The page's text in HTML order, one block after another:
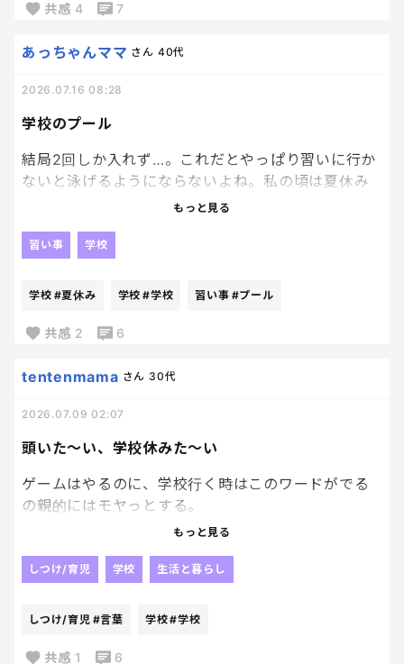
早く2学期はじまらないかなぁ🥹
共感 4 7
学校のプール
あっちゃんママ さん 40代
2026.07.16 08:28
結局2回しか入れず…。これだとやっぱり習いに行か
ないと泳げるようにならないよね。私の頃は夏休み
も学校でプール教室あったけど今はないし。習いの
るまでは続けようと思った。
もっと見る
習い事 学校
学校 #夏休み 学校 #学校 習い事 #プール
共感 2 6
頭いた〜い、学校休みた〜い
tentenmama さん 30代
2026.07.09 02:07
ゲームはやるのに、学校行く時はこのワードがでる
の親的にはモヤっとする。
横になって体休めといてね？？
理解しがたい言葉を言ってくるのよ。
そんなんで、学校休ませるわけにはいかんのよーーー
もっと見る
しつけ/育児 学校 生活と暮らし
しつけ/育児 #言葉 学校#学校
共感 1 6